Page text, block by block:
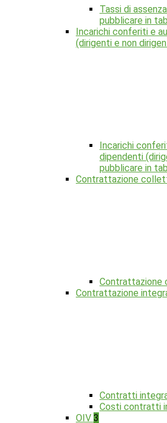
Tassi di
pubblicare in
Incarichi conferiti e
(dirigenti e non
Incarichi
dipendenti
pubblicare in
Contrattazione
Contrattazione
Contrattazione
Contratti
Costi contratti
OIV 3